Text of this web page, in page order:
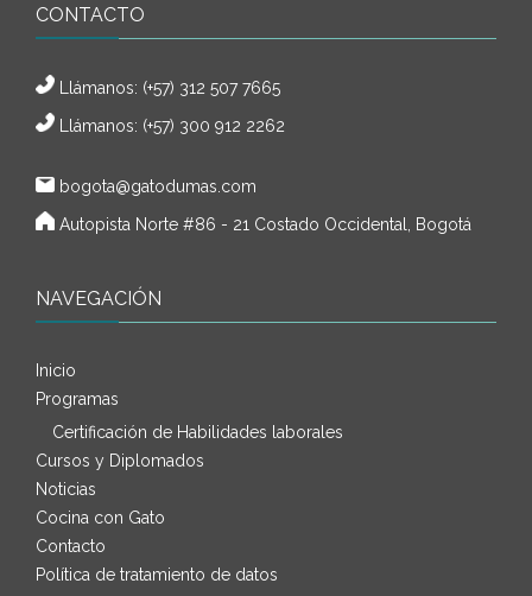
CONTACTO
Llámanos: (+57) 312 507 7665
Llámanos: (+57) 300 912 2262
bogota@gatodumas.com
Autopista Norte #86 - 21 Costado Occidental, Bogotá
NAVEGACIÓN
Inicio
Programas
Certificación de Habilidades laborales
Cursos y Diplomados
Noticias
Cocina con Gato
Contacto
Política de tratamiento de datos